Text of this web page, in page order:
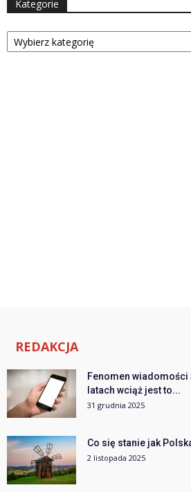
Kategorie
Kategorie
REDAKCJA
Fenomen
latach wciąż jest to...
31 grudnia 2025
Co się stanie jak
2 listopada 2025